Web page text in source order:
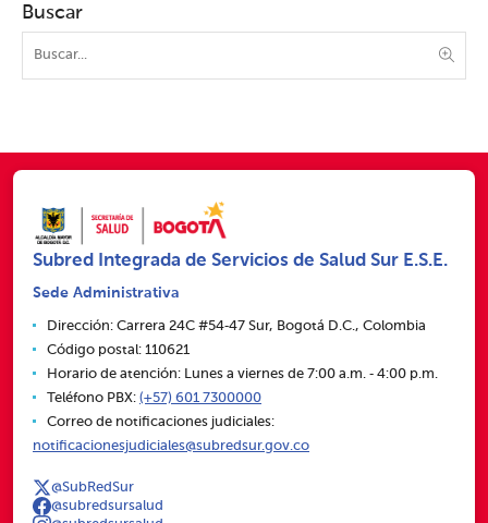
Buscar
Subred Integrada de Servicios de Salud Sur E.S.E.
Sede Administrativa
Dirección: Carrera 24C #54‑47 Sur, Bogotá D.C., Colombia
Código postal: 110621
Horario de atención: Lunes a viernes de 7:00 a.m. ‑ 4:00 p.m.
Teléfono PBX: (+57) 601 7300000
Correo de notificaciones judiciales:
notificacionesjudiciales@subredsur.gov.co
@SubRedSur
@subredsursalud